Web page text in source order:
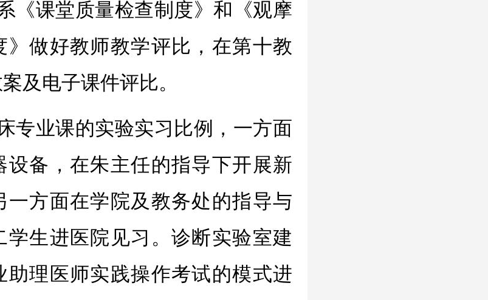
《课堂质量检查制度》和《观摩
》做好教师教学评比，在第十教
及电子课件评比。
专业课的实验实习比例，一方面
设备，在朱主任的指导下开展新
一方面在学院及教务处的指导与
学生进医院见习。诊断实验室建
助理医师实践操作考试的模式进